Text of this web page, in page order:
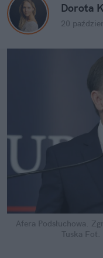
Dorota
20
Afera Podsłuchowa.
Tuska Fot.